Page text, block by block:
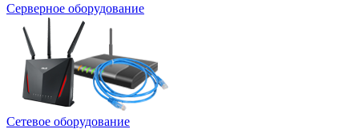
Серверное оборудование
Сетевое оборудование